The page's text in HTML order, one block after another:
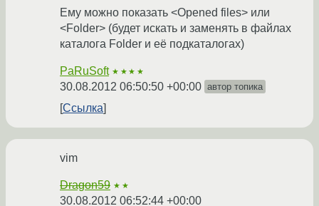
Ему можно показать <Opened files> или
<Folder> (будет искать и заменять в файлах
каталога Folder и её подкаталогах)
PaRuSoft ★★★★
30.08.2012 06:50:50 +00:00 автор топика
Ссылка
vim
Dragon59 ★★
30.08.2012 06:52:44 +00:00